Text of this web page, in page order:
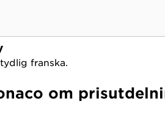
franska.
om